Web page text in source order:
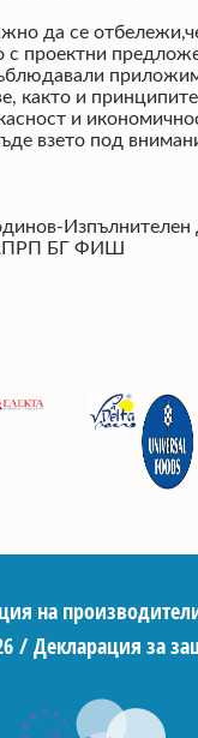
да се
с проектни
както и
и
взето под
Изпълнителен
БГ ФИШ
на
/ Декларация за